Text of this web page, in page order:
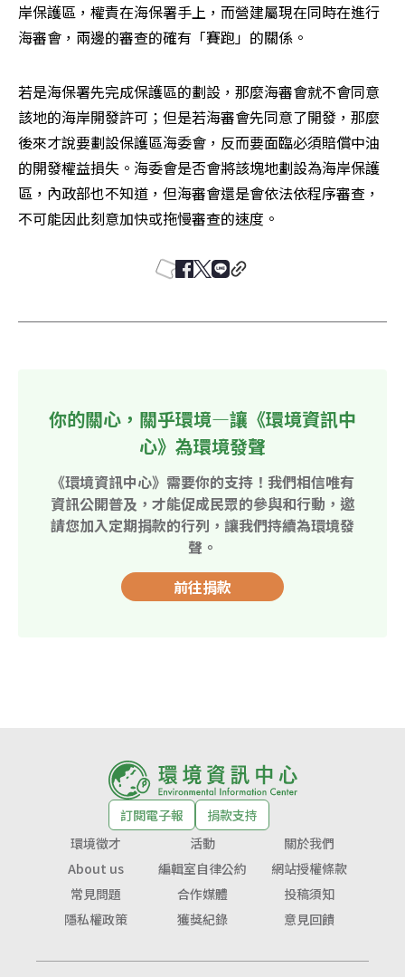
岸保護區，權責在海保署手上，而營建屬現在同時在進行
海審會，兩邊的審查的確有「賽跑」的關係。
若是海保署先完成保護區的劃設，那麼海審會就不會同意
該地的海岸開發許可；但是若海審會先同意了開發，那麼
後來才說要劃設保護區海委會，反而要面臨必須賠償中油
的開發權益損失。海委會是否會將該塊地劃設為海岸保護
區，內政部也不知道，但海審會還是會依法依程序審查，
不可能因此刻意加快或拖慢審查的速度。
你的關心，關乎環境—讓《環境資訊中
心》為環境發聲
《環境資訊中心》需要你的支持！我們相信唯有
資訊公開普及，才能促成民眾的參與和行動，邀
請您加入定期捐款的行列，讓我們持續為環境發
聲。
前往捐款
訂閱電子報
捐款支持
環境徵才
活動
關於我們
About us
編輯室自律公約
網站授權條款
常見問題
合作媒體
投稿須知
隱私權政策
獲獎紀錄 意見回饋